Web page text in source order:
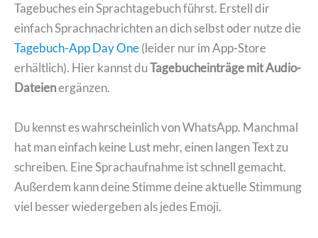
Tagebuches ein Sprachtagebuch führst. Erstell dir
einfach Sprachnachrichten an dich selbst oder nutze die
Tagebuch-App Day One(leider nur im App-Store
erhältlich). Hier kannst duTagebucheinträge mit Audio-
Dateienergänzen.
Du kennst es wahrscheinlich von WhatsApp. Manchmal
hat man einfach keine Lust mehr, einen langen Text zu
schreiben. Eine Sprachaufnahme ist schnell gemacht.
Außerdem kann deine Stimme deine aktuelle Stimmung
viel besser wiedergeben als jedes Emoji.